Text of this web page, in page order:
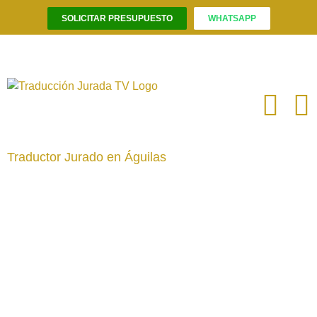
contenido
SOLICITAR PRESUPUESTO WHATSAPP
Traductor Jurado en Águilas